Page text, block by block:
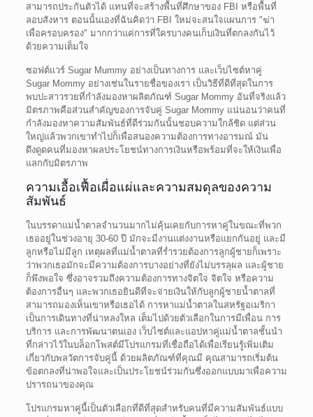
สามารถประกันตัวได้ แทนที่จะสร้างพื้นที่ศึกษาของ FBI หรือพื้นที่
ลอบสังหาร ตอนนั้นเองที่ฉันคิดว่า FBI ใหม่จะสนใจแผนการ "ฆ่า
เพื่อครอบครอง" มากกว่าแค่การที่ใครบางคนเก็บเงินที่ตกลงกันไว้
ด้วยความเต็มใจ
ซอฟต์แวร์ Sugar Mummy อย่างเป็นทางการ และเว็บไซต์หาคู่
Sugar Mommy อย่างเช่นในรายชื่อของเรา เป็นวิธีที่ดีที่สุดในการ
พบปะสาวรวยที่กำลังมองหาผลิตภัณฑ์ Sugar Mommy อันที่จริงแล้ว
มิตรภาพคือส่วนสำคัญของการจับคู่ Sugar Mommy แน่นอนว่าคนที่
กำลังมองหาความสัมพันธ์ที่ดีร่วมกันนั้นชอบความใกล้ชิด แต่ส่วน
ใหญ่แล้วพวกเขาทำไปก็เพื่อสนองความต้องการทางอารมณ์ มัน
ดึงดูดคนที่มองหาผลประโยชน์ทางการเงินหรือพร้อมที่จะให้เงินเพื่อ
แลกกับมิตรภาพ
ความเอื้อเฟื้อเผื่อแผ่และความสมดุลของความ
สัมพันธ์
ในบรรดาแม่น้ำตาลจำนวนมากไม่คุ้นเคยกับการหาคู่ในขณะที่พวก
เธออยู่ในช่วงอายุ 30-60 ปี มักจะมีงานแต่งงานหรือแยกกันอยู่ และมี
ลูกหรือไม่มีลูก เหตุผลที่แม่น้ำตาลที่ร่ำรวยต้องการลูกผู้ชายก็เพราะ
ว่าพวกเธอมักจะมีความต้องการบางอย่างที่ยังไม่บรรลุผล และผู้ชาย
ก็พึงพอใจ ซึ่งอาจรวมถึงความต้องการทางจิตใจ จิตใจ หรือความ
ต้องการอื่นๆ และพวกเธอยินดีที่จะจ่ายเงินให้กับลูกผู้ชายน้ำตาลที่
สามารถมองเห็นเขาหรือเธอได้ การหาแม่น้ำตาลในสหรัฐอเมริกา
เป็นการเดินทางที่น่าหลงใหล เต็มไปด้วยตัวเลือกในการมีเพื่อน การ
บริการ และการพัฒนาตนเอง เว็บไซต์และแอปหาคู่แม่น้ำตาลชั้นนำ
ที่กล่าวไว้ในบล็อกโพสต์มีโปรแกรมที่เชื่อถือได้เพื่อเรียนรู้เพิ่มเติม
เกี่ยวกับพลวัตการจับคู่นี้ ด้วยผลิตภัณฑ์ที่คุณมี คุณสามารถเริ่มต้น
ข้อตกลงที่น่าพอใจและเป็นประโยชน์ร่วมกันซึ่งออกแบบมาเพื่อความ
ปรารถนาของคุณ
โปรแกรมหาคู่นี้เป็นตัวเลือกที่ดีที่สุดสำหรับคนที่มีความสัมพันธ์แบบ